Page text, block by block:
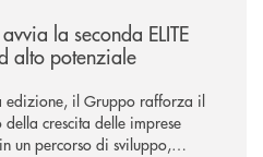
la seconda ELITE
alto potenziale
edizione, il Gruppo rafforza il
crescita delle imprese
un percorso di sviluppo,